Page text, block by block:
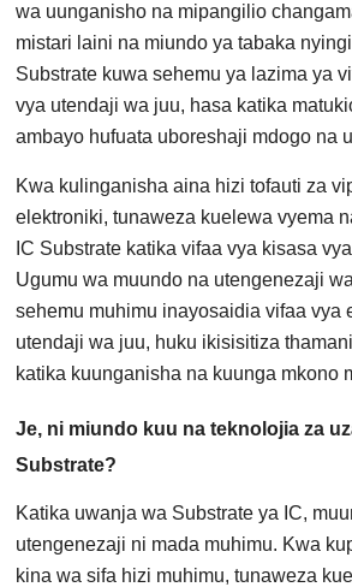
wa uunganisho na mipangilio
mistari laini na miundo ya tabaka
Substrate kuwa sehemu ya lazima ya
vya utendaji wa juu, hasa katika
ambayo hufuata uboreshaji mdogo na
Kwa kulinganisha aina hizi tofauti za
elektroniki, tunaweza kuelewa vyema
IC Substrate katika vifaa vya kisasa
Ugumu wa muundo na utengenezaji
sehemu muhimu inayosaidia vifaa vya
utendaji wa juu, huku ikisisitiza
katika kuunganisha na kuunga mkono
Je, ni miundo kuu na teknolojia za
Substrate?
Katika uwanja wa Substrate ya IC,
utengenezaji ni mada muhimu. Kwa
kina wa sifa hizi muhimu, tunaweza